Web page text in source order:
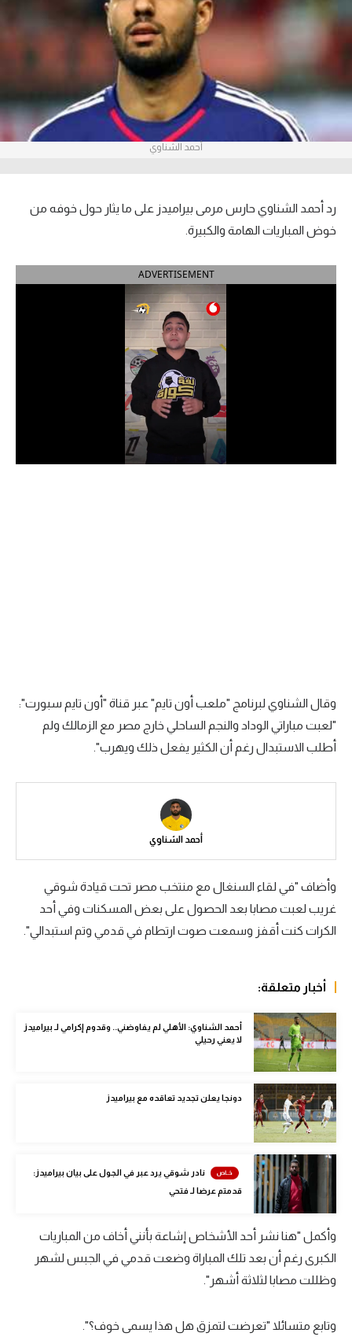
بطولات
أمريكا 2026
الدوري الإنجليزي الممتاز
الدوري الإسباني
الدوري السعودي للمحترفين
سعودي في الجول
الدوري الإنجليزي
رياضات أخرى
أمم إفريقيا
كرة طائرة
الوطن العربي
في المونديال
رياضة نسائية
آسيا
أمريكا
ركن الألعاب
أقسام خاصة
ميركاتو
أحمد الشناوي
رد أحمد الشناوي حارس مرمى بيراميدز على ما يثار حول خوفه من
خوض المباريات الهامة والكبيرة.
ADVERTISEMENT
وقال الشناوي لبرنامج "ملعب أون تايم" عبر قناة "أون تايم سبورت":
"لعبت مباراتي الوداد والنجم الساحلي خارج مصر مع الزمالك ولم
أطلب الاستبدال رغم أن الكثير يفعل ذلك ويهرب".
أحمد الشناوي
وأضاف "في لقاء السنغال مع منتخب مصر تحت قيادة شوقي
غريب لعبت مصابا بعد الحصول على بعض المسكنات وفي أحد
الكرات كنت أقفز وسمعت صوت ارتطام في قدمي وتم استبدالي".
أخبار متعلقة:
أحمد الشناوي: الأهلي لم يفاوضني.. وقدوم إكرامي لـ بيراميدز
لا يعني رحيلي
دونجا يعلن تجديد تعاقده مع بيراميدز
نادر شوقي يرد عبر في الجول على بيان بيراميدز:
قدمتم عرضا لـ فتحي
وأكمل "هنا نشر أحد الأشخاص إشاعة بأنني أخاف من المباريات
الكبرى رغم أن بعد تلك المباراة وضعت قدمي في الجبس لشهر
وظللت مصابا لثلاثة أشهر".
وتابع متسائلا "تعرضت لتمزق هل هذا يسمى خوف؟".